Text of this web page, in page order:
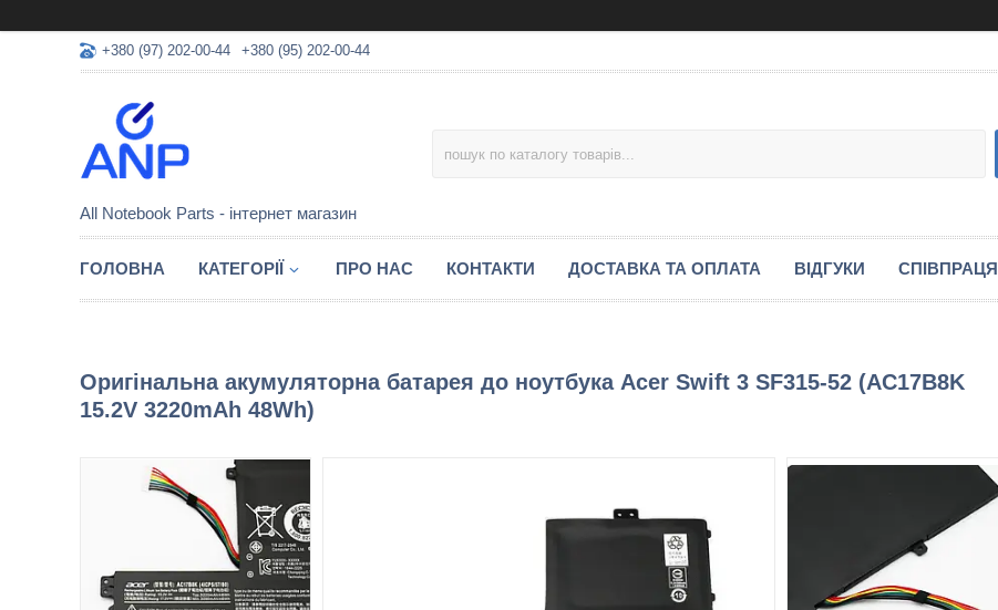
+380 (97) 202-00-44 +380 (95) 202-00-44
All Notebook Parts - інтернет магазин
ГОЛОВНА КАТЕГОРІЇ ПРО НАС КОНТАКТИ ДОСТАВКА ТА ОПЛАТА ВІДГУКИ СПІВПРАЦЯ
Оригінальна акумуляторна батарея до ноутбука Acer Swift 3 SF315-52 (AC17B8K
15.2V 3220mAh 48Wh)